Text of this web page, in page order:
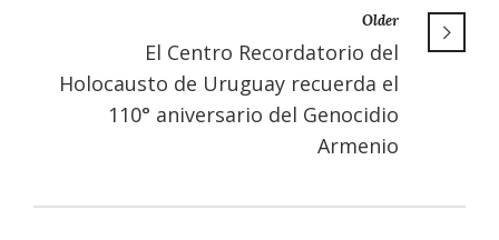
Older
El Centro Recordatorio del
Holocausto de Uruguay recuerda el
110° aniversario del Genocidio
Armenio